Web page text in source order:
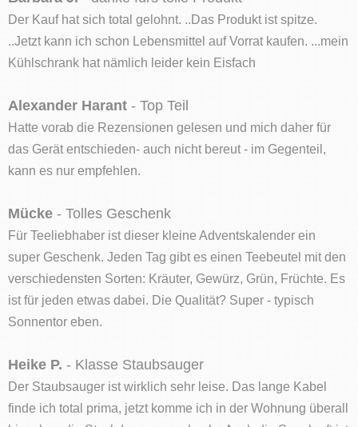
Der Kauf hat sich total gelohnt. ..Das Produkt ist spitze.
..Jetzt kann ich schon Lebensmittel auf Vorrat kaufen. ...mein
Kühlschrank hat nämlich leider kein Eisfach
Alexander Harant - Top Teil
Hatte vorab die Rezensionen gelesen und mich daher für
das Gerät entschieden- auch nicht bereut - im Gegenteil,
kann es nur empfehlen.
Mücke - Tolles Geschenk
Für Teeliebhaber ist dieser kleine Adventskalender ein
super Geschenk. Jeden Tag gibt es einen Teebeutel mit den
verschiedensten Sorten: Kräuter, Gewürz, Grün, Früchte. Es
ist für jeden etwas dabei. Die Qualität? Super - typisch
Sonnentor eben.
Heike P. - Klasse Staubsauger
Der Staubsauger ist wirklich sehr leise. Das lange Kabel
finde ich total prima, jetzt komme ich in der Wohnung überall